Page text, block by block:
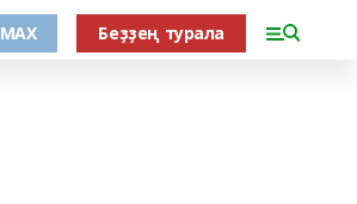
MAX Беҙҙең турала